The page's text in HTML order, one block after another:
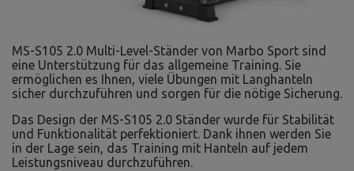
MS-S105 2.0 Multi-Level-Ständer von Marbo Sport sind
eine Unterstützung für das allgemeine Training. Sie
ermöglichen es Ihnen, viele Übungen mit Langhanteln
sicher durchzuführen und sorgen für die nötige Sicherung.
Das Design der MS-S105 2.0 Ständer wurde für Stabilität
und Funktionalität perfektioniert. Dank ihnen werden Sie
in der Lage sein, das Training mit Hanteln auf jedem
Leistungsniveau durchzuführen.